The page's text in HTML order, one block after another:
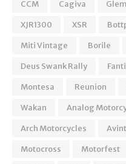
CCM
Cagiva
XJR1300
XSR
Miti Vintage
Borile
Deus Swank Rally
Montesa
Reunion
Wakan
Analog
Arch Motorcycles
Motocross
Motorfest